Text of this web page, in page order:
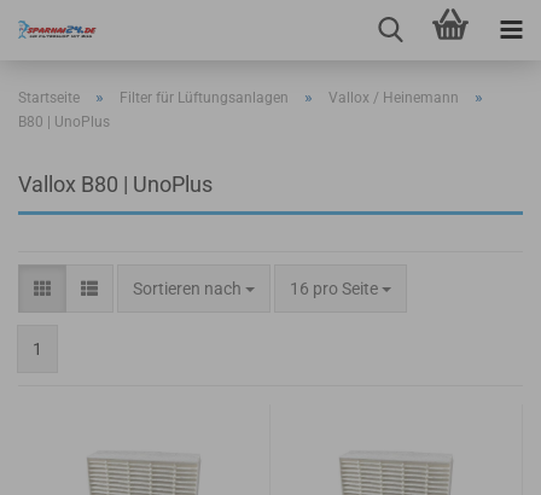
Startseite » Filter für Lüftungsanlagen » Vallox / Heinemann »
B80 | UnoPlus
Vallox B80 | UnoPlus
Sortieren nach
Sortieren nach 16 pro Seite
pro Seite
1